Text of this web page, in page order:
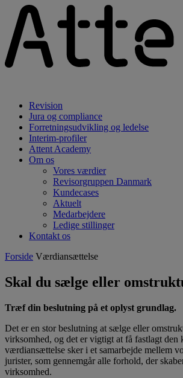
Revision
Jura og compliance
Forretningsudvikling og ledelse
Interim-profiler
Attent Academy
Om os
Vores værdier
Revisorgruppen Danmark
Kundecases
Aktuelt
Medarbejdere
Ledige stillinger
Kontakt os
Forside Værdiansættelse
Skal du sælge eller
Træf din beslutning på et oplyst grundlag.
Det er en stor beslutning at sælge eller
virksomhed, og det er vigtigt at få fastlagt
værdiansættelse sker i et samarbejde mellem
jurister, som gennemgår alle forhold, der
virksomhed.